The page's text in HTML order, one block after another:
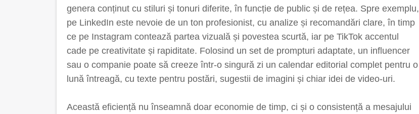
genera conținut cu stiluri și tonuri diferite, în funcție de public și de rețea. Spre exemplu,
pe LinkedIn este nevoie de un ton profesionist, cu analize și recomandări clare, în timp
ce pe Instagram contează partea vizuală și povestea scurtă, iar pe TikTok accentul
cade pe creativitate și rapiditate. Folosind un set de prompturi adaptate, un influencer
sau o companie poate să creeze într-o singură zi un calendar editorial complet pentru o
lună întreagă, cu texte pentru postări, sugestii de imagini și chiar idei de video-uri.
Această eficiență nu înseamnă doar economie de timp, ci și o consistență a mesajului